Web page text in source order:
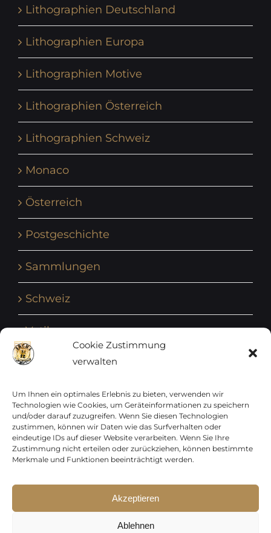
Cookie Zustimmung
verwalten
Um Ihnen ein optimales Erlebnis zu bieten, verwenden wir
Technologien wie Cookies, um Geräteinformationen zu speichern
und/oder darauf zuzugreifen. Wenn Sie diesen Technologien
zustimmen, können wir Daten wie das Surfverhalten oder
eindeutige IDs auf dieser Website verarbeiten. Wenn Sie Ihre
Zustimmung nicht erteilen oder zurückziehen, können bestimmte
Merkmale und Funktionen beeinträchtigt werden.
Akzeptieren
Ablehnen
Lithographien Deutschland
Lithographien Europa
Lithographien Motive
Lithographien Österreich
Lithographien Schweiz
Monaco
Österreich
Postgeschichte
Sammlungen
Schweiz
Vatikan
Vereinte Nationen
Vorphilatelie
Zensurbelege Österreich
Zensurbelege Schweiz